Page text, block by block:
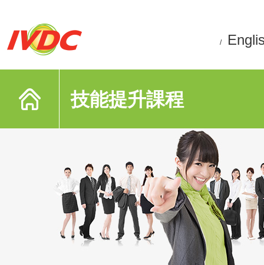
/
技能提升課程